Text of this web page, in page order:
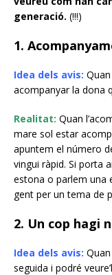
generació. (!!!)
1.
Idea dels avis:
acompanyar la dona
Realitat: Quan
mare sol estar
apuntem el número
vingui ràpid. Si porta
estona o parlem una
gent per un tema de
2. Un cop hagi
Idea dels avis:
seguida i podré veure’l